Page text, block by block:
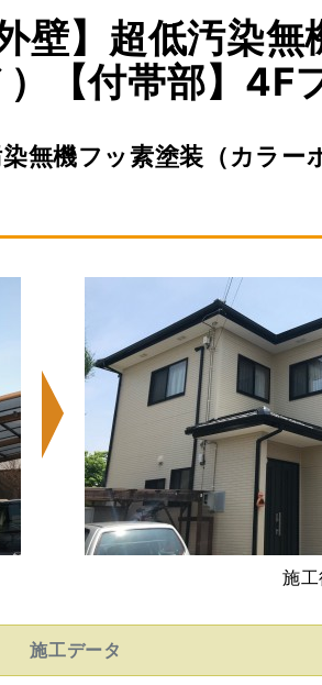
壁】超低汚染無
）【付帯部】4F
無機フッ素塗装（カラー
施
施工データ